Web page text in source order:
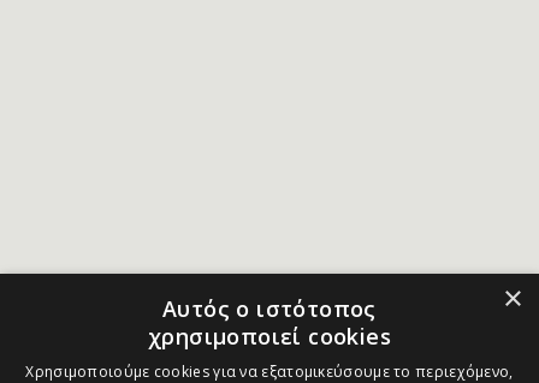
×
Αυτός ο ιστότοπος
χρησιμοποιεί cookies
Χρησιμοποιούμε cookies για να εξατομικεύσουμε το περιεχόμενο,